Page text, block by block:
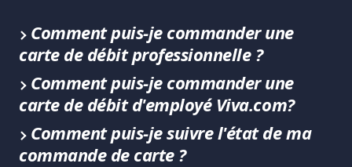
Comment puis-je commander une
carte de débit professionnelle ?
Comment puis-je commander une
carte de débit d'employé Viva.com?
Comment puis-je suivre l'état de ma
commande de carte ?